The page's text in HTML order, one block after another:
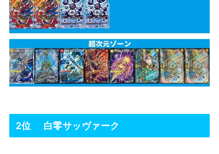
2位 白零サッヴァーク